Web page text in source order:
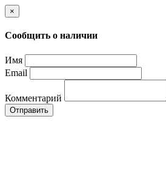
×
Сообщить о наличии
Имя
Email
Комментарий
Отправить